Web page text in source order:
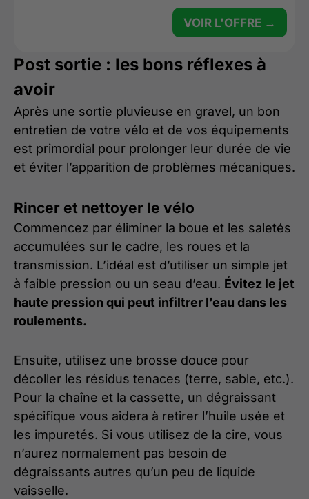
VOIR L'OFFRE →
Post sortie : les bons réflexes à
avoir
Après une sortie pluvieuse en gravel, un bon
entretien de votre vélo et de vos équipements
est primordial pour prolonger leur durée de vie
et éviter l’apparition de problèmes mécaniques.
Rincer et nettoyer le vélo
Commencez par éliminer la boue et les saletés
accumulées sur le cadre, les roues et la
transmission. L’idéal est d’utiliser un simple jet
à faible pression ou un seau d’eau. Évitez le jet
haute pression qui peut infiltrer l’eau dans les
roulements.
Ensuite, utilisez une brosse douce pour
décoller les résidus tenaces (terre, sable, etc.).
Pour la chaîne et la cassette, un dégraissant
spécifique vous aidera à retirer l’huile usée et
les impuretés. Si vous utilisez de la cire, vous
n’aurez normalement pas besoin de
dégraissants autres qu’un peu de liquide
vaisselle.